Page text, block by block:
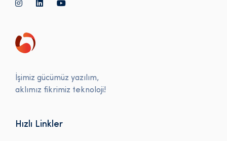
İşimiz gücümüz yazılım,
aklımız fikrimiz teknoloji!
Hızlı Linkler